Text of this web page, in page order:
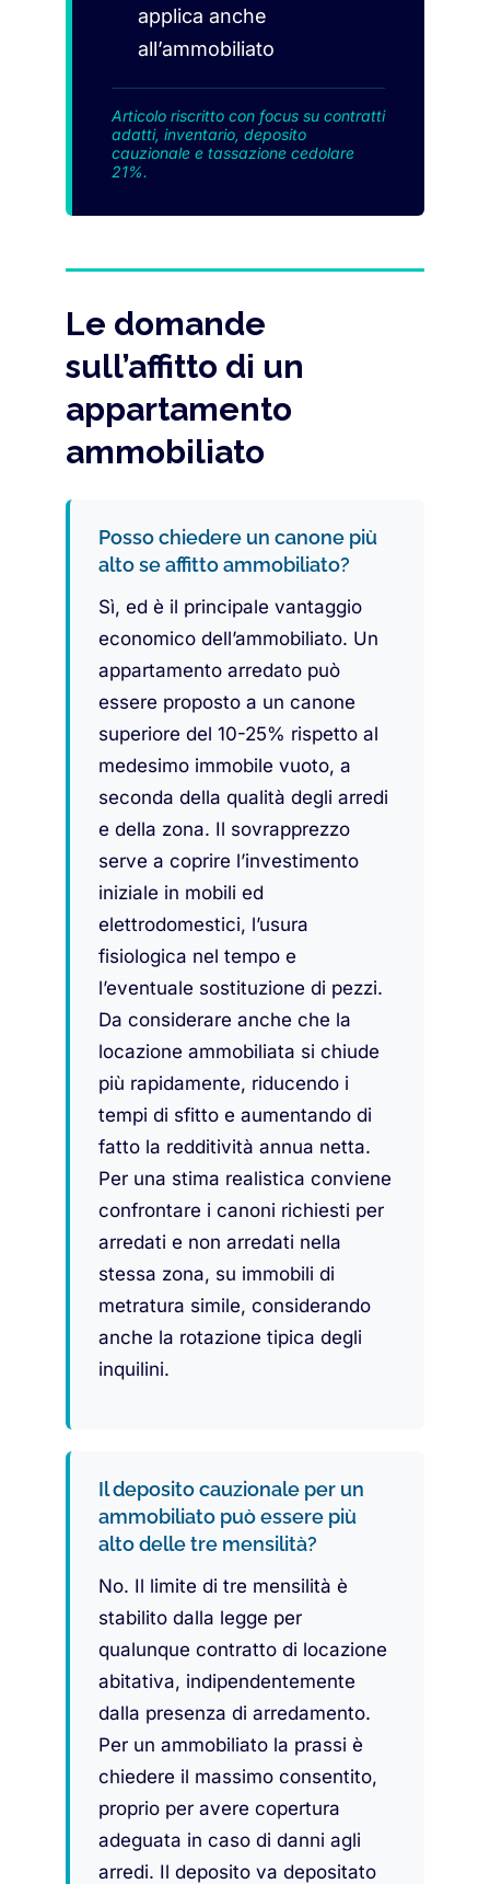
applica anche
all’ammobiliato
Articolo riscritto con focus su contratti
adatti, inventario, deposito
cauzionale e tassazione cedolare
21%.
Le domande
sull’affitto di un
appartamento
ammobiliato
Posso chiedere un canone più
alto se affitto ammobiliato?
Sì, ed è il principale vantaggio
economico dell’ammobiliato. Un
appartamento arredato può
essere proposto a un canone
superiore del 10-25% rispetto al
medesimo immobile vuoto, a
seconda della qualità degli arredi
e della zona. Il sovrapprezzo
serve a coprire l’investimento
iniziale in mobili ed
elettrodomestici, l’usura
fisiologica nel tempo e
l’eventuale sostituzione di pezzi.
Da considerare anche che la
locazione ammobiliata si chiude
più rapidamente, riducendo i
tempi di sfitto e aumentando di
fatto la redditività annua netta.
Per una stima realistica conviene
confrontare i canoni richiesti per
arredati e non arredati nella
stessa zona, su immobili di
metratura simile, considerando
anche la rotazione tipica degli
inquilini.
Il deposito cauzionale per un
ammobiliato può essere più
alto delle tre mensilità?
No. Il limite di tre mensilità è
stabilito dalla legge per
qualunque contratto di locazione
abitativa, indipendentemente
dalla presenza di arredamento.
Per un ammobiliato la prassi è
chiedere il massimo consentito,
proprio per avere copertura
adeguata in caso di danni agli
arredi. Il deposito va depositato